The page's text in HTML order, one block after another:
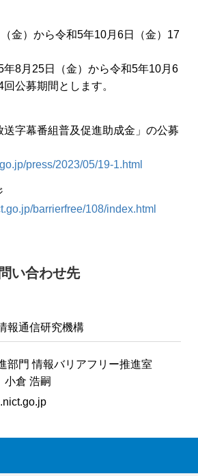
金）から令和5年10月6日（金）17
年8月25日（金）から令和5年10月6
公募期間とします。
送字幕番組普及促進助成金」の公募
press/2023/05/19-1.html
barrierfree/108/index.html
い合わせ先
報通信研究機構
部門 情報バリアフリー推進室
小倉 浩嗣